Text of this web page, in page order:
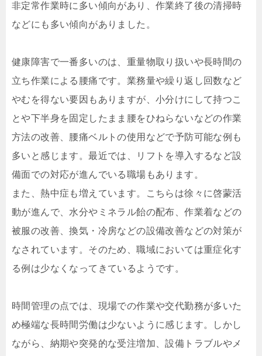
非定常作業時に多い傾向があり、作業終了後の清掃時
などにも多い傾向がありました。
健康障害で一番多いのは、重量物取り扱いや長時間の
立ち作業による腰痛です。業務量や繰り返し回数など
やむを得ない要因もありますが、小分けにして持つこ
とや下半身を固定したまま腰をひねらないなどの作業
方法の改善、腰痛ベルトの使用などで予防可能な例も
多いと感じます。最近では、リフトを導入するなど設
備面での対応が進んでいる職場もあります。
また、熱中症も増えています。こちらは徐々に啓蒙活
動が進んで、水分やミネラル飴の配布、作業着などの
被服の改善、換気・冷房などの設備改善などの対策が
なされています。そのため、職域においては重症化す
る例は少なくなってきているようです。
時間管理の点では、現場での作業や交代勤務が多いた
め極端な長時間労働は少ないように感じます。しかし
ながら、納期や突発的な受注増加、設備トラブルやメ